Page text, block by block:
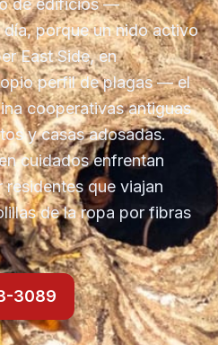
de edificios —
día, porque un nido activo
East Side, en
perfil de plagas — el
cooperativas antiguas
y casas adosadas.
cuidados enfrentan
que viajan
de la ropa por fibras
3089